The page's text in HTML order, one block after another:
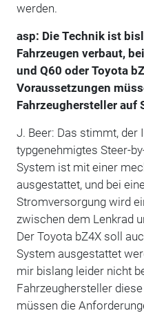
werden.
asp: Die Technik ist
Fahrzeugen verbaut,
und Q60 oder Toyota
Voraussetzungen
Fahrzeughersteller auf
J. Beer: Das stimmt, der
typgenehmigtes Steer-
System ist mit einer
ausgestattet, und bei
Stromversorgung wird
zwischen dem Lenkrad
Der Toyota bZ4X soll
System ausgestattet
mir bislang leider nicht
Fahrzeughersteller
müssen die